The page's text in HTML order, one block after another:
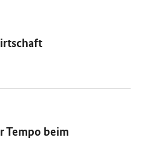
Tempo beim